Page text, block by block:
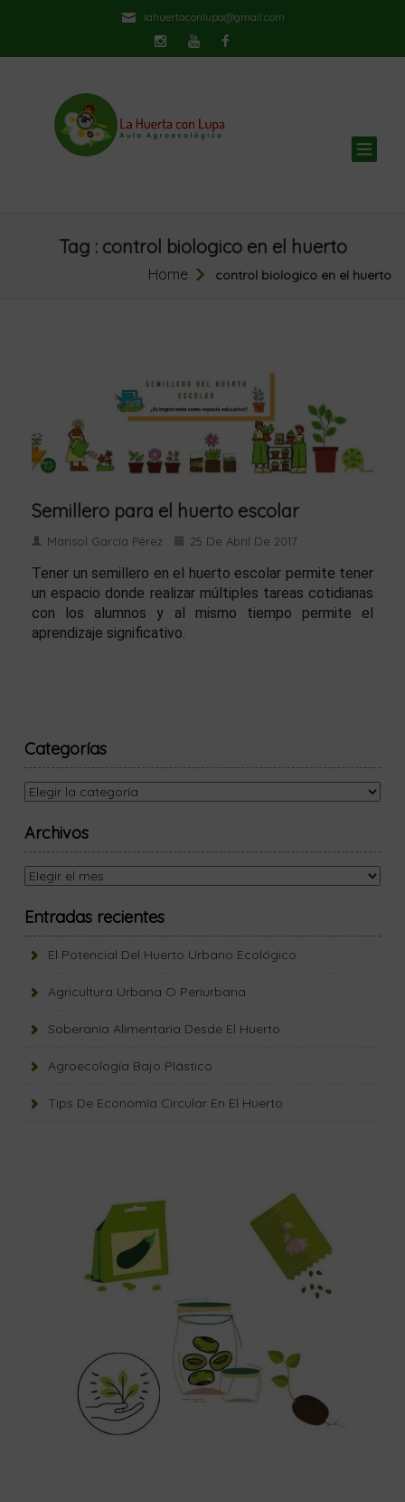
lahuertaconlupa@gmail.com
Tag : control biologico en el huerto
Home control biologico en el huerto
Semillero para el huerto escolar
Marisol García Pérez 25 De Abril De 2017
Tener un semillero en el huerto escolar permite tener
un espacio donde realizar múltiples tareas cotidianas
con los alumnos y al mismo tiempo permite el
aprendizaje significativo.
Categorías
Categorías
Archivos
Archivos
Entradas recientes
El Potencial Del Huerto Urbano Ecológico
Agricultura Urbana O Periurbana
Soberanía Alimentaria Desde El Huerto
Agroecología Bajo Plástico
Tips De Economía Circular En El Huerto